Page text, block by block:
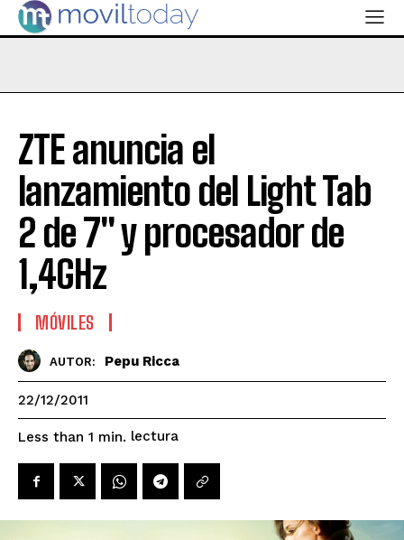
ZTE anuncia el
lanzamiento del Light Tab
2 de 7'' y procesador de
1,4GHz
MÓVILES
AUTOR: Pepu Ricca
22/12/2011
Less than 1 min. lectura